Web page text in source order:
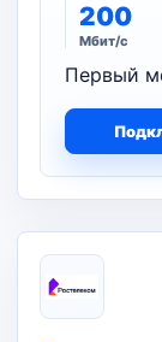
200
Мбит/с
Первый